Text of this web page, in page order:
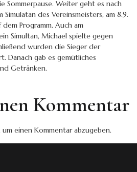
Sommerpause. Weiter geht es nach
Simulatan des Vereinsmeisters, am 8.9.
Programm. Auch am
Simultan, Michael spielte gegen
wurden die Sieger der
Danach gab es gemütliches
Getränken.
Kommentar
um einen Kommentar abzugeben.